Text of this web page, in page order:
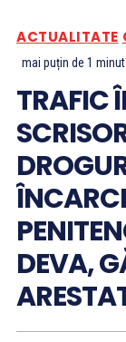
ACTUALITATE
mai puțin de 1 minut
TRAFIC
DEVA,